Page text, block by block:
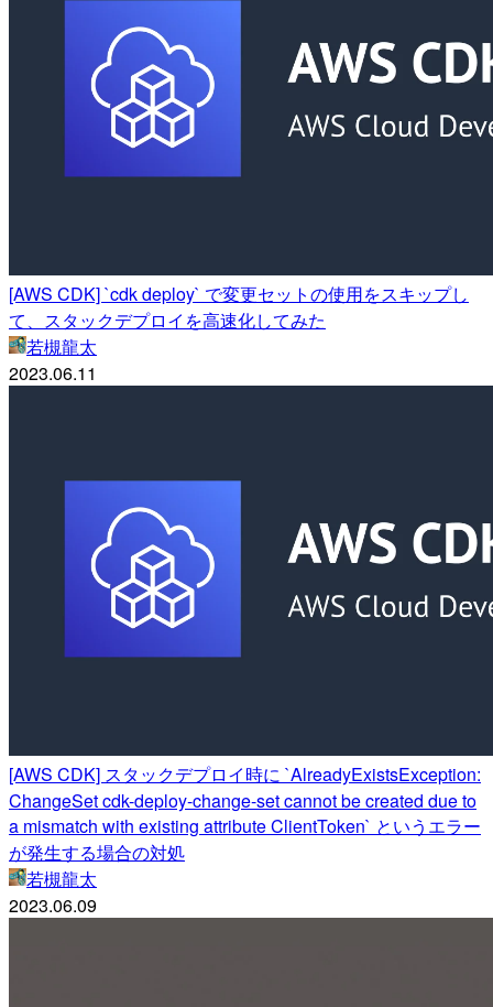
[AWS CDK] `cdk deploy` で変更セットの使用をスキップし
て、スタックデプロイを高速化してみた
若槻龍太
2023.06.11
[AWS CDK] スタックデプロイ時に `AlreadyExistsException:
ChangeSet cdk-deploy-change-set cannot be created due to
a mismatch with existing attribute ClientToken` というエラー
が発生する場合の対処
若槻龍太
2023.06.09